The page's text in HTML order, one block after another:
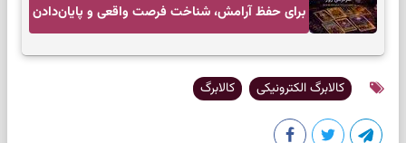
برای حفظ آرامش، شناخت فرصت واقعی و پایان‌دادن
کالابرگ الکترونیکی کالابرگ